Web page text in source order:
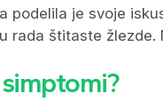
podelila je svoje
rada štitaste